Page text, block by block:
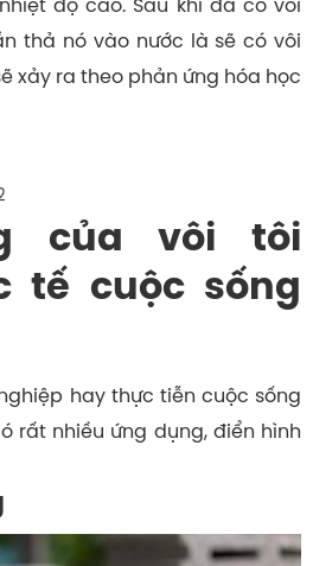
thả nó vào nước là sẽ có vôi
xảy ra theo phản ứng hóa học
của vôi tôi
tế cuộc sống
hay thực tiễn cuộc sống
rất nhiều ứng dụng, điển hình